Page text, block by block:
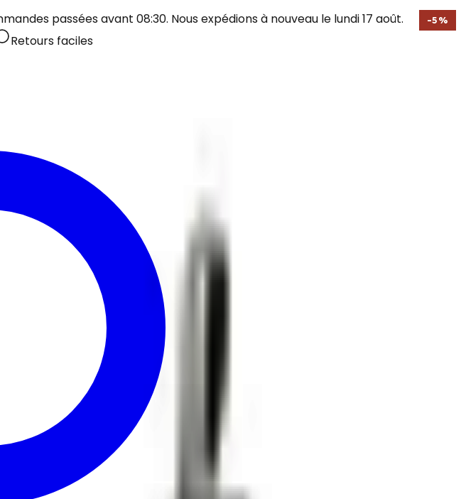
passées avant 08:30. Nous expédions à nouveau le lundi 17 août.
Retours faciles
-5 %